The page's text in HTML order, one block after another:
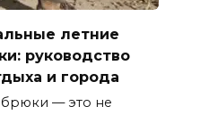
летние
руководство
и города
брюки — это не